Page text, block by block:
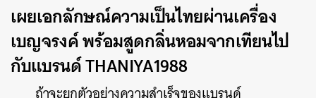
เผยเอกลักษณ์ความเป็นไทยผ่านเครื่อง
เบญจรงค์ พร้อมสูดกลิ่นหอมจากเทียนไป
กับแบรนด์ THANIYA1988